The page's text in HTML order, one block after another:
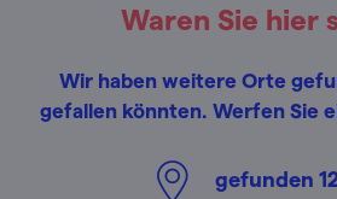
Waren Sie hier
Wir haben weitere Orte
gefallen könnten. Werfen Sie
gefunden